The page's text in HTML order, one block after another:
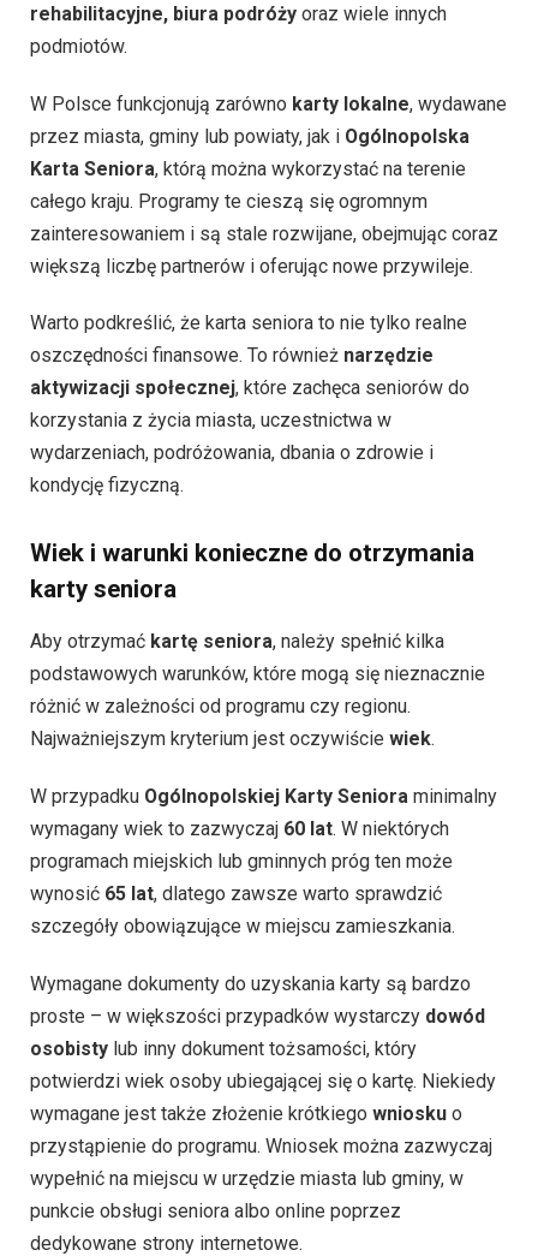
rehabilitacyjne, biura podróży oraz wiele innych
podmiotów.
W Polsce funkcjonują zarówno karty lokalne, wydawane
przez miasta, gminy lub powiaty, jak i Ogólnopolska
Karta Seniora, którą można wykorzystać na terenie
całego kraju. Programy te cieszą się ogromnym
zainteresowaniem i są stale rozwijane, obejmując coraz
większą liczbę partnerów i oferując nowe przywileje.
Warto podkreślić, że karta seniora to nie tylko realne
oszczędności finansowe. To również narzędzie
aktywizacji społecznej, które zachęca seniorów do
korzystania z życia miasta, uczestnictwa w
wydarzeniach, podróżowania, dbania o zdrowie i
kondycję fizyczną.
Wiek i warunki konieczne do otrzymania
karty seniora
Aby otrzymać kartę seniora, należy spełnić kilka
podstawowych warunków, które mogą się nieznacznie
różnić w zależności od programu czy regionu.
Najważniejszym kryterium jest oczywiście wiek.
W przypadku Ogólnopolskiej Karty Seniora minimalny
wymagany wiek to zazwyczaj 60 lat. W niektórych
programach miejskich lub gminnych próg ten może
wynosić 65 lat, dlatego zawsze warto sprawdzić
szczegóły obowiązujące w miejscu zamieszkania.
Wymagane dokumenty do uzyskania karty są bardzo
proste – w większości przypadków wystarczy dowód
osobisty lub inny dokument tożsamości, który
potwierdzi wiek osoby ubiegającej się o kartę. Niekiedy
wymagane jest także złożenie krótkiego wniosku o
przystąpienie do programu. Wniosek można zazwyczaj
wypełnić na miejscu w urzędzie miasta lub gminy, w
punkcie obsługi seniora albo online poprzez
dedykowane strony internetowe.